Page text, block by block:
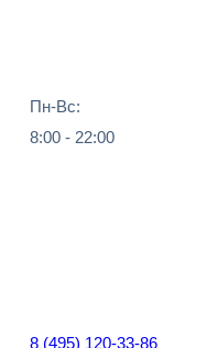
Пн-Вс:
8:00 - 22:00
8 (495) 120-33-86